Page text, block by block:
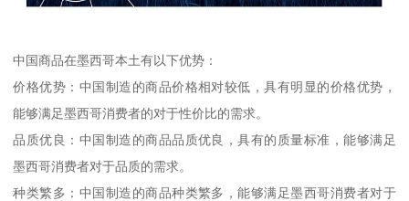
中国商品在墨西哥本土有以下优势：
价格优势：中国制造的商品价格相对较低，具有明显的价格优势，
能够满足墨西哥消费者的对于性价比的需求。
品质优良：中国制造的商品品质优良，具有的质量标准，能够满足
墨西哥消费者对于品质的需求。
种类繁多：中国制造的商品种类繁多，能够满足墨西哥消费者对于